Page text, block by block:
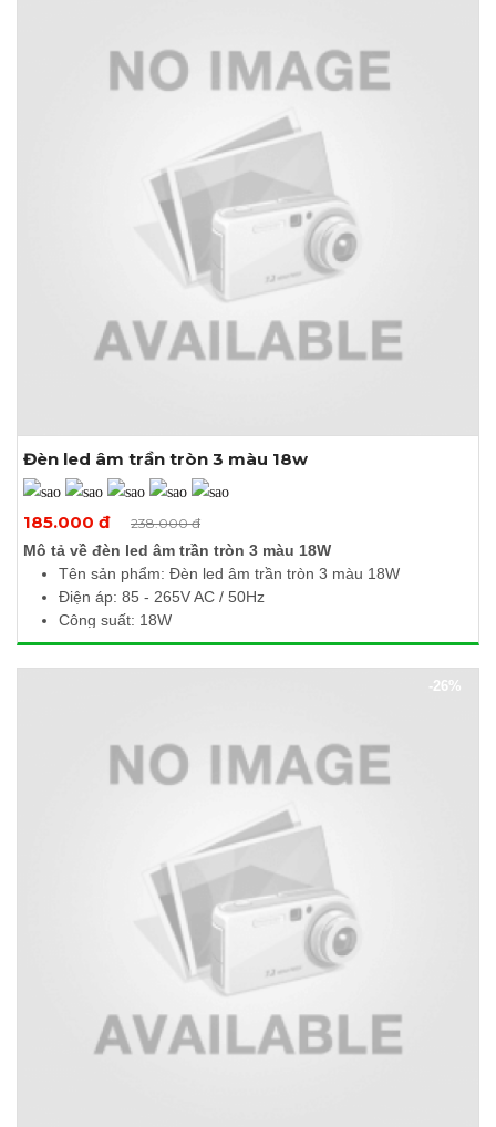
Xem thêm ảnh
Đèn led âm trần tròn 3 màu 18w
185.000 đ 238.000 đ
Mô tả về đèn led âm trần tròn 3 màu 18W
Tên sản phẩm: Đèn led âm trần tròn 3 màu 18W
Điện áp: 85 - 265V AC / 50Hz
Công suất: 18W
Quang thông: 1800Lm / 1710Lm / 1800Lm
Nhiệt độ màu: 6500K / 3000K / 4000K
-26%